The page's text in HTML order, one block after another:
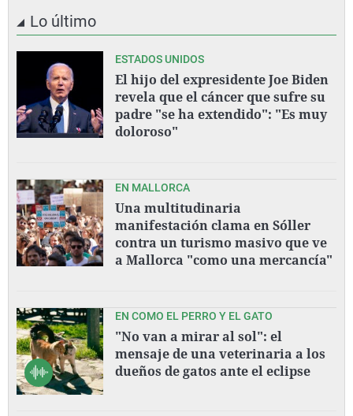
Lo último
ESTADOS UNIDOS
El hijo del expresidente Joe Biden
revela que el cáncer que sufre su
padre "se ha extendido": "Es muy
doloroso"
EN MALLORCA
Una multitudinaria
manifestación clama en Sóller
contra un turismo masivo que ve
a Mallorca "como una mercancía"
EN COMO EL PERRO Y EL GATO
"No van a mirar al sol": el
mensaje de una veterinaria a los
dueños de gatos ante el eclipse